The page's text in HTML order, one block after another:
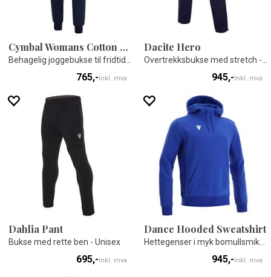
Cymbal Womans Cotton Pants
765,-Inkl. mva
Dacite Hero
945,-Inkl. mva
Dahlia Pant
Bukse med rette ben - Unisex
695,-Inkl. mva
Dance Hooded Sweatshirt
945,-Inkl. mva